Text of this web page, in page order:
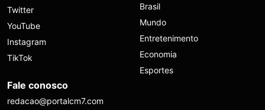
Twitter
YouTube
Instagram
TikTok
Brasil
Mundo
Entretenimento
Economia
Esportes
Fale conosco
redacao@portalcm7.com